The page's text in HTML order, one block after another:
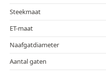
Steekmaat
ET-maat
Naafgatdiameter
Aantal gaten